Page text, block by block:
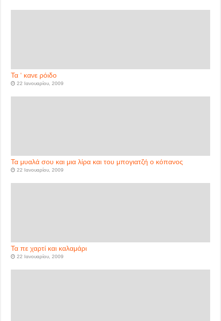
Τα ‘ κανε ρόιδο
22 Ιανουαρίου, 2009
Τα μυαλά σου και μια λίρα και του μπογιατζή ο κόπανος
22 Ιανουαρίου, 2009
Τα πε χαρτί και καλαμάρι
22 Ιανουαρίου, 2009